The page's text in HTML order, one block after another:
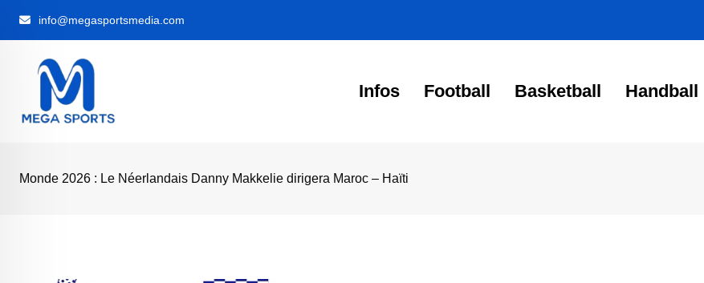
info@megasportsmedia.com
Infos Football Basketball Handball
‎Monde 2026 : Le Néerlandais Danny Makkelie dirigera Maroc – Haïti